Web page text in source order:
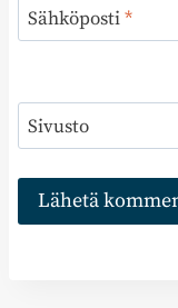
Sähköposti*
Sivusto